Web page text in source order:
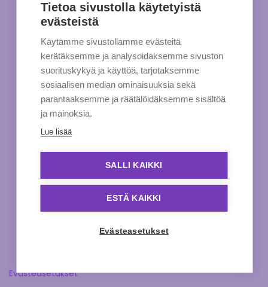
Evästeasetukset
Tietoa sivustolla käytetyistä
evästeistä
Käytämme sivustollamme evästeitä
kerätäksemme ja analysoidaksemme sivuston
suorituskykyä ja käyttöä, tarjotaksemme
sosiaalisen median ominaisuuksia sekä
parantaaksemme ja räätälöidäksemme sisältöä
ja mainoksia.
Lue lisää
SALLI KAIKKI
ESTÄ KAIKKI
Evästeasetukset